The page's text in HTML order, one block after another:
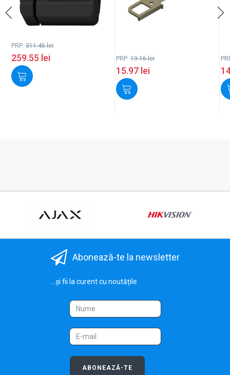
PRP: 311.45lei
259.55 lei PRP: 19.16lei
15.97 lei
Abonează-te la newsletter
...și fii la curent cu noutățile
ABONEAZĂ-TE